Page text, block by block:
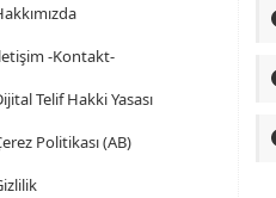
-Kontakt-
Telif Hakki Yasası
Politikası (AB)